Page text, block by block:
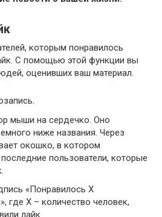
которым понравилось
С помощью этой функции вы
оценивших ваш материал.
мыши на сердечко. Оно
ниже названия. Через
окошко, в котором
пользователи, которые
«Понравилось Х
где Х – количество человек,
лайк.